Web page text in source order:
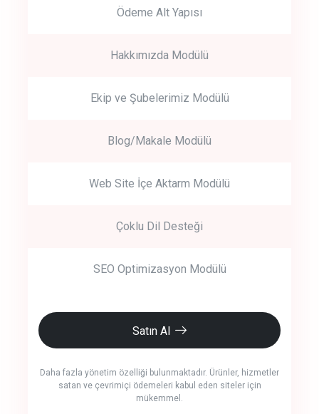
Ödeme Alt Yapısı
Hakkımızda Modülü
Ekip ve Şubelerimiz Modülü
Blog/Makale Modülü
Web Site İçe Aktarm Modülü
Çoklu Dil Desteği
SEO Optimizasyon Modülü
Satın Al
Daha fazla yönetim özelliği bulunmaktadır. Ürünler, hizmetler
satan ve çevrimiçi ödemeleri kabul eden siteler için
mükemmel.